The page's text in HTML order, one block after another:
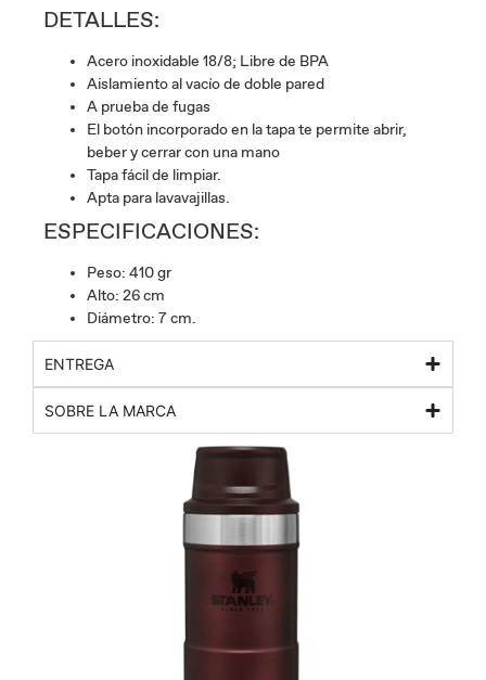
DETALLES:
Acero inoxidable 18/8; Libre de BPA
Aislamiento al vacío de doble pared
A prueba de fugas
El botón incorporado en la tapa te permite abrir,
beber y cerrar con una mano
Tapa fácil de limpiar.
Apta para lavavajillas.
ESPECIFICACIONES:
Peso: 410 gr
Alto: 26 cm
Diámetro: 7 cm.
ENTREGA
SOBRE LA MARCA